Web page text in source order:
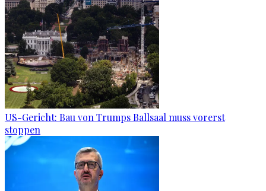
US-Gericht: Bau von Trumps Ballsaal muss vorerst
stoppen